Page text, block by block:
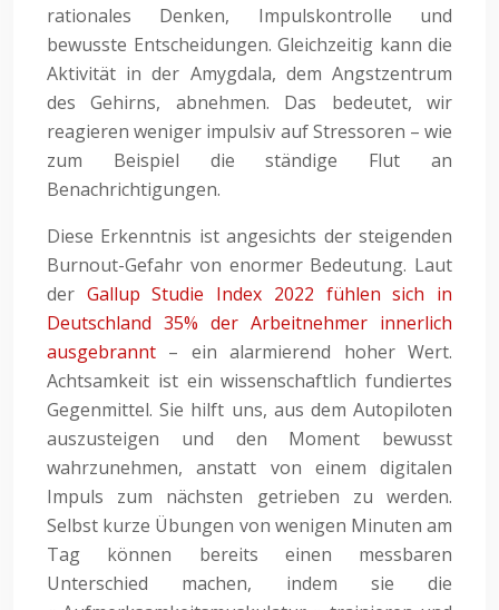
rationales Denken, Impulskontrolle und
bewusste Entscheidungen. Gleichzeitig kann die
Aktivität in der Amygdala, dem Angstzentrum
des Gehirns, abnehmen. Das bedeutet, wir
reagieren weniger impulsiv auf Stressoren – wie
zum Beispiel die ständige Flut an
Benachrichtigungen.
Diese Erkenntnis ist angesichts der steigenden
Burnout-Gefahr von enormer Bedeutung. Laut
der Gallup Studie Index 2022 fühlen sich in
Deutschland 35% der Arbeitnehmer innerlich
ausgebrannt – ein alarmierend hoher Wert.
Achtsamkeit ist ein wissenschaftlich fundiertes
Gegenmittel. Sie hilft uns, aus dem Autopiloten
auszusteigen und den Moment bewusst
wahrzunehmen, anstatt von einem digitalen
Impuls zum nächsten getrieben zu werden.
Selbst kurze Übungen von wenigen Minuten am
Tag können bereits einen messbaren
Unterschied machen, indem sie die